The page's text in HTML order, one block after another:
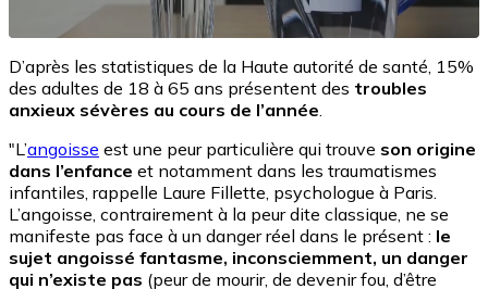
D’après les statistiques de la Haute autorité de santé, 15%
des adultes de 18 à 65 ans présentent des troubles
anxieux sévères au cours de l’année.
"L’angoisse est une peur particulière qui trouve son origine
dans l’enfance et notamment dans les traumatismes
infantiles, rappelle Laure Fillette, psychologue à Paris.
L’angoisse, contrairement à la peur dite classique, ne se
manifeste pas face à un danger réel dans le présent : le
sujet angoissé fantasme, inconsciemment, un danger
qui n’existe pas (peur de mourir, de devenir fou, d’être